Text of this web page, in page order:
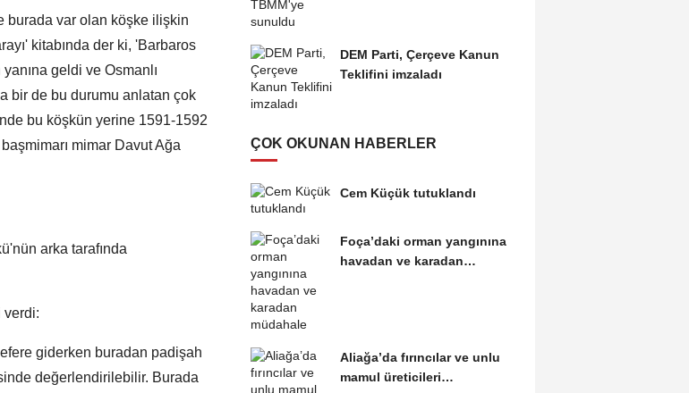
burada var olan köşke ilişkin
kitabında der ki, 'Barbaros
geldi ve Osmanlı
bir de bu durumu anlatan çok
bu köşkün yerine 1591-1592
mimar Davut Ağa
arka tarafında
verdi:
giderken buradan padişah
değerlendirilebilir. Burada
DEM Parti, Çerçeve Kanun
Teklifini imzaladı
ÇOK OKUNAN HABERLER
Cem Küçük tutuklandı
Foça’daki orman yangınına
havadan ve karadan
Aliağa’da fırıncılar ve unlu
mamul üreticileri